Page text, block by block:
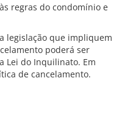
regras do condomínio e
legislação que impliquem
poderá ser
Lei do Inquilinato. Em
de cancelamento.